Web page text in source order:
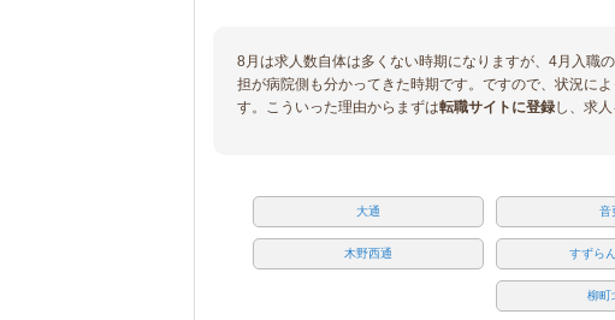
8月は求人数自体は多くない時期になりますが、4月入職
担が病院側も分かってきた時期です。ですので、状況によ
す。こういった理由からまずは転職サイトに登録し、求
大通 音
木野西通 すずら
柳町